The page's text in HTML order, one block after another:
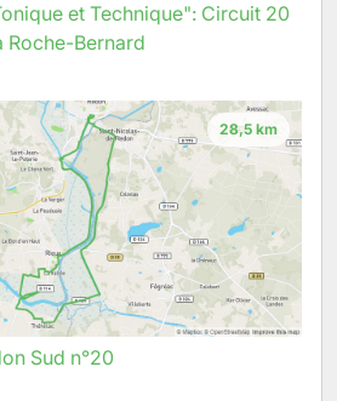
et Technique": Circuit 20
Roche-Bernard
28,5 km
Sud n°20